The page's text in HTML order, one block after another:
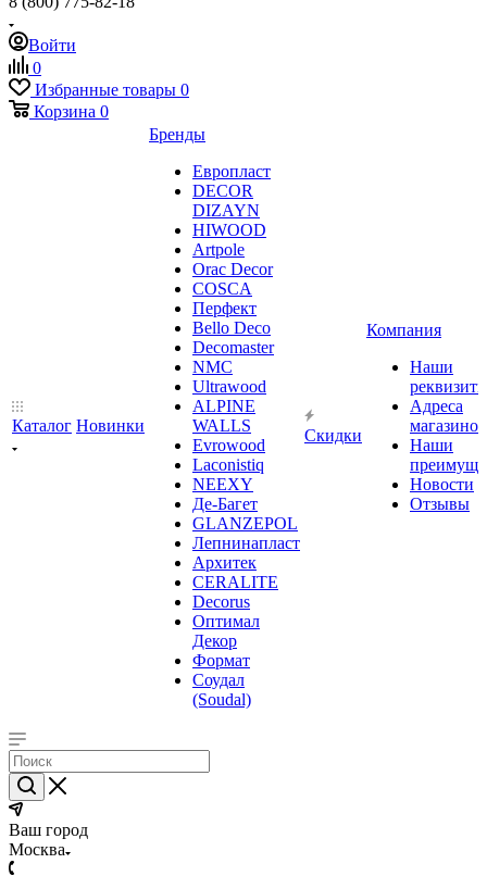
Войти
0
Избранные товары 0
Корзина 0
Каталог Новинки
Бренды
Европласт
DECOR
DIZAYN
HIWOOD
Artpole
Orac Decor
COSCA
Перфект
Bello Deco
Decomaster
NMС
Ultrawood
ALPINE
WALLS
Evrowood
Laconistiq
NEEXY
Де-Багет
GLANZEPOL
Лепнинапласт
Архитек
CERALITE
Decorus
Оптимал
Декор
Формат
Соудал
(Soudal)
Скидки
Компания
Наши
Адреса
магазинов
Наши
Новости
Отзывы
Ваш город
Москва